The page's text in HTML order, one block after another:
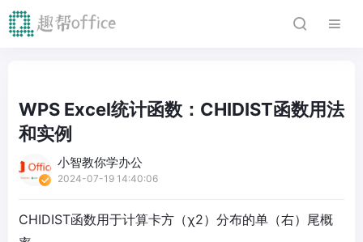
WPS Excel统计函数：CHIDIST函数用法
和实例
小智教你学办公
2024-07-19 14:40:06
CHIDIST函数用于计算卡方（χ2）分布的单（右）尾概